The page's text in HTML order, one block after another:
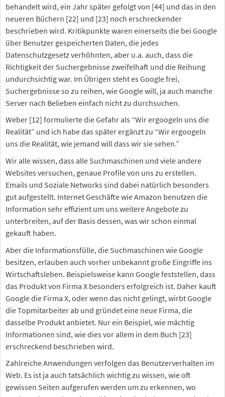
behandelt wird, ein Jahr später gefolgt von [44] und das in den
neueren Büchern [22] und [23] noch erschreckender
beschrieben wird. Kritikpunkte waren einerseits die bei Google
über Benutzer gespeicherten Daten, die jedes
Datenschutzgesetz verhöhnten, aber u.a. auch, dass die
Richtigkeit der Suchergebnisse zweifelhaft und die Reihung
undurchsichtig war. Im Übrigen steht es Google frei,
Suchergebnisse so zu reihen, wie Google will, ja auch manche
Server nach Belieben einfach nicht zu durchsuchen.
Weber [12] formulierte die Gefahr als “Wir ergoogeln uns die
Realität” und ich habe das später ergänzt zu “Wir ergoogeln
uns die Realität, wie jemand will dass wir sie sehen.”
Wir alle wissen, dass alle Suchmaschinen und viele andere
Websites versuchen, genaue Profile von uns zu erstellen.
Emails und Soziale Networks sind dabei natürlich besonders
gut aufgestellt. Internet Geschäfte wie Amazon benutzen die
Information sehr effizient um uns weitere Angebote zu
unterbreiten, auf der Basis dessen, was wir schon einmal
gekauft haben.
Aber die Informationsfülle, die Suchmaschinen wie Google
besitzen, erlauben auch vorher unbekannt große Eingriffe ins
Wirtschaftsleben. Beispielsweise kann Google feststellen, dass
das Produkt von Firma X besonders erfolgreich ist. Daher kauft
Google die Firma X, oder wenn das nicht gelingt, wirbt Google
die Topmitarbeiter ab und gründet eine neue Firma, die
dasselbe Produkt anbietet. Nur ein Beispiel, wie mächtig
Informationen sind, wie dies vor allem in dem Buch [23]
erschreckend beschrieben wird.
Zahlreiche Anwendungen verfolgen das Benutzerverhalten im
Web. Es ist ja auch tatsächlich wichtig zu wissen, wie oft
gewissen Seiten aufgerufen werden um zu erkennen, wo